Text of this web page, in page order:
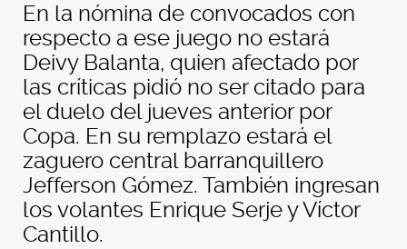
En la nómina de convocados con
respecto a ese juego no estará
Deivy Balanta, quien afectado por
las críticas pidió no ser citado para
el duelo del jueves anterior por
Copa. En su remplazo estará el
zaguero central barranquillero
Jefferson Gómez. También ingresan
los volantes Enrique Serje y Víctor
Cantillo.